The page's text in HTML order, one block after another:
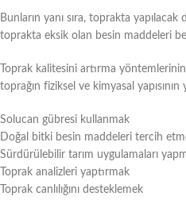
Bunların yanı sıra, toprakta
toprakta eksik olan besin maddeleri
Toprak kalitesini artırma
toprağın fiziksel ve kimyasal
Solucan gübresi kullanmak
Doğal bitki besin maddeleri tercih
Sürdürülebilir tarım uygulamaları
Toprak analizleri yaptırmak
Toprak canlılığını desteklemek